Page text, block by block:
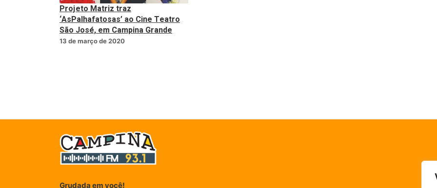
Projeto Matriz traz
‘AsPalhafatosas’ ao Cine Teatro
São José, em Campina Grande
13 de março de 2020
Grudada em você!